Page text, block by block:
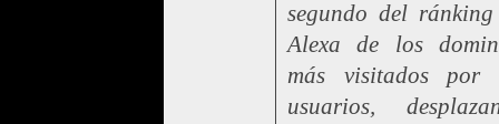
segundo del
Alexa de los
más visitados por
usuarios,